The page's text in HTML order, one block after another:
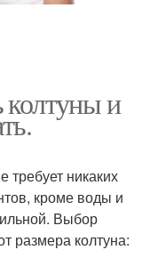
и
требует никаких
кроме воды и
Выбор
размера колтуна: